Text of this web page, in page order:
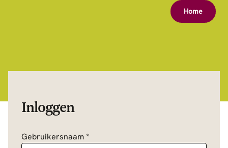
Home
Inloggen
Gebruikersnaam*